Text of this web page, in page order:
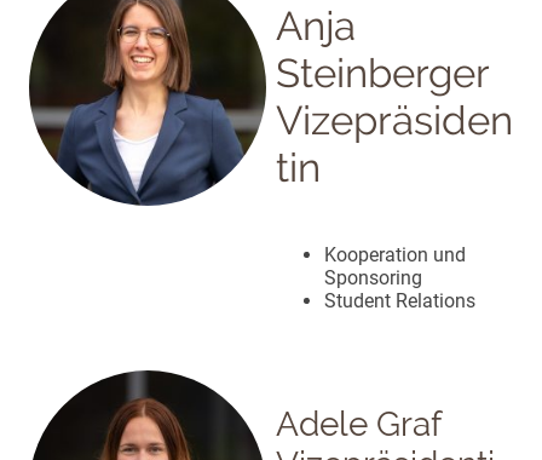
Anja
Steinberger
Vizepräsiden
tin
Kooperation und
Sponsoring
Student Relations
Adele Graf